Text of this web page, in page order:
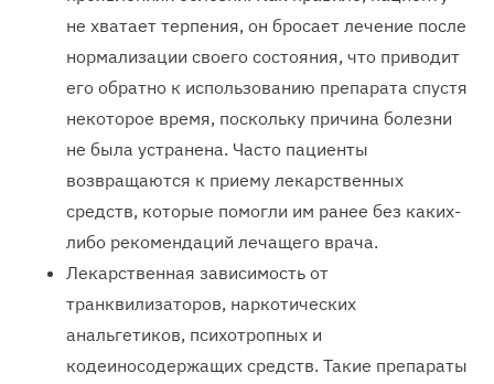
не хватает терпения, он бросает лечение после
нормализации своего состояния, что приводит
его обратно к использованию препарата спустя
некоторое время, поскольку причина болезни
не была устранена. Часто пациенты
возвращаются к приему лекарственных
средств, которые помогли им ранее без каких-
либо рекомендаций лечащего врача.
Лекарственная зависимость от
транквилизаторов, наркотических
анальгетиков, психотропных и
кодеиносодержащих средств. Такие препараты